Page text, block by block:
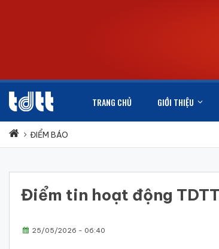
TRANG CHỦ GIỚI THIỆU
ĐIỂM BÁO
Điểm tin hoạt động
25/05/2026 - 06:40